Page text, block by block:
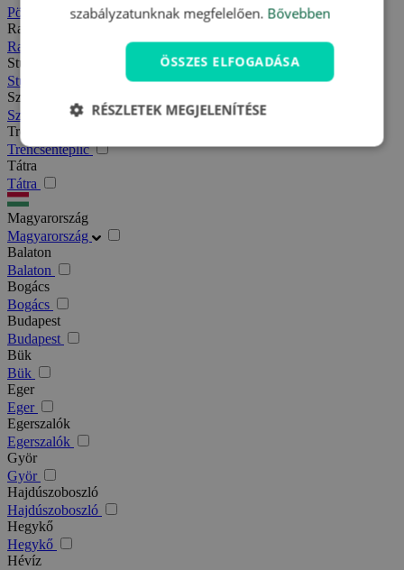
Pöstyén
Rajecfürdő
Rajecfürdő
Stubnyafürdő
Stubnyafürdő
Szlovák paradicsom
Szlovák paradicsom
Trencsénteplic
Trencsénteplic
Tátra
Tátra
Magyarország
Magyarország
Balaton
Balaton
Bogács
Bogács
Budapest
Budapest
Bük
Bük
Eger
Eger
Egerszalók
Egerszalók
Györ
Györ
Hajdúszoboszló
Hajdúszoboszló
Hegykő
Hegykő
Hévíz
szabályzatunknak megfelelően. Bővebben
ÖSSZES ELFOGADÁSA
RÉSZLETEK MEGJELENÍTÉSE